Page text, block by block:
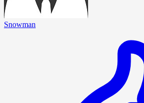
Snowman